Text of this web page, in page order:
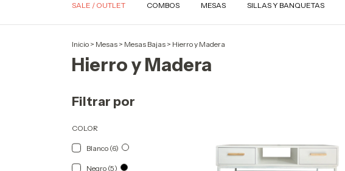
SALE / OUTLET COMBOS MESAS SILLAS Y BANQUETAS
Inicio > Mesas > Mesas Bajas > Hierro y Madera
Hierro y Madera
Filtrar por
COLOR
Blanco (6)
Negro (5)